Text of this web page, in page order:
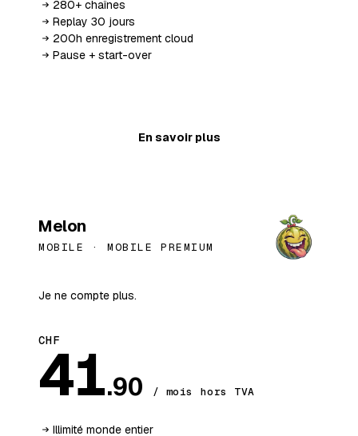
280+ chaînes
Replay 30 jours
200h enregistrement cloud
Pause + start-over
En savoir plus
BESTSELLER
Melon
MOBILE ·MOBILE PREMIUM
Je ne compte plus.
CHF
41.90 / mois hors TVA
Illimité monde entier